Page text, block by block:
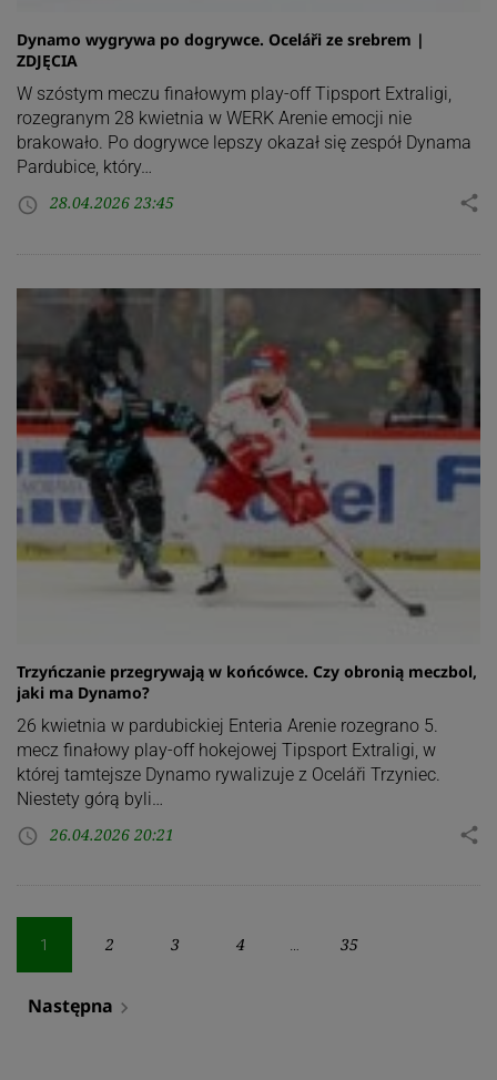
Dynamo wygrywa po dogrywce. Oceláři ze srebrem |
ZDJĘCIA
W szóstym meczu finałowym play-off Tipsport Extraligi,
rozegranym 28 kwietnia w WERK Arenie emocji nie
brakowało. Po dogrywce lepszy okazał się zespół Dynama
Pardubice, który…
access_time 28.04.2026 23:45 share
Trzyńczanie przegrywają w końcówce. Czy obronią meczbol,
jaki ma Dynamo?
26 kwietnia w pardubickiej Enteria Arenie rozegrano 5.
mecz finałowy play-off hokejowej Tipsport Extraligi, w
której tamtejsze Dynamo rywalizuje z Oceláři Trzyniec.
Niestety górą byli…
access_time 26.04.2026 20:21 share
Stronicowanie
wpisów
1 2 3 4 … 35
Następna navigate_next